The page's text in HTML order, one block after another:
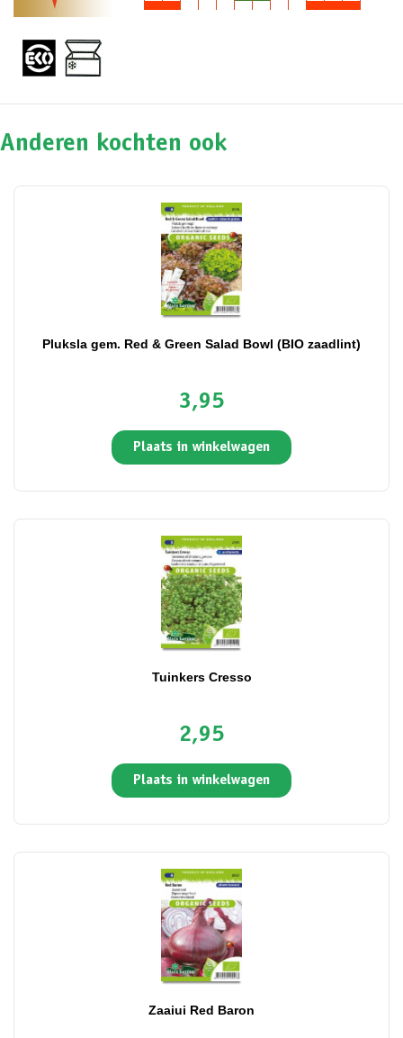
Anderen kochten ook
Pluksla gem. Red & Green Salad Bowl (BIO zaadlint)
3,95
Plaats in winkelwagen
Tuinkers Cresso
2,95
Plaats in winkelwagen
Zaaiui Red Baron